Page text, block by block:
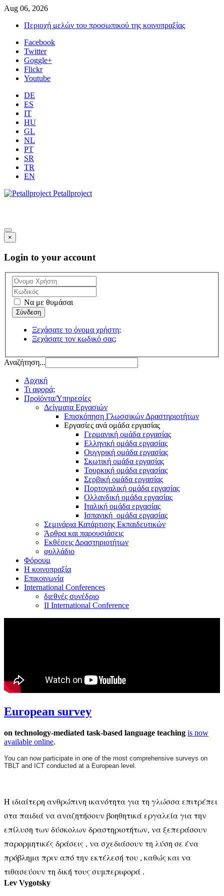
Aug 06, 2026
Περιοχή μελών του προσωπικού της κοινοπραξίας
Facebook
Twitter
Goggle+
Flickr
Youtube
DE
ES
IT
HU
GL
NL
PT
SR
TR
EN
Petallproject
×
Login to your account
Να με θυμάσαι
Ξεχάσατε το όνομα χρήστη;
Ξεχάσατε τον κωδικό σας;
Αναζήτηση...
Αρχική
Τι αφορά;
Προϊόντα/Υπηρεσίες
Δείγματα Εργασιών
Επισκόπηση Γλωσσικών Δραστηριοτήτων
Εργασίες ανά ομάδα εργασίας
Γερμανική ομάδα εργασίας
Ελληνική ομάδα εργασίας
Ουγγρική ομάδα εργασίας
Σκωτική ομάδα εργασίας
Τουρκική ομάδα εργασίας
Σερβική ομάδα εργασίας
Πορτογαλική ομάδα εργασίας
Ολλανδική ομάδα εργασίας
Ιταλική ομάδα εργασίας
Ισπανική ομάδα εργασίας
Σεμινάρια Κατάρτισης Εκπαιδευτικών
Άρθρα και παρουσιάσεις
Εκθέσεις Δραστηριοτήτων
φυλλάδιο
Φόρουμ
Η κοινοπραξία
Επικοινωνία
International Conferences
διεθνές συνέδριο
II International Conference
European survey
on technology-mediated task-based language teaching is now
available online.
You can now participate in one of the most comprehensive surveys on
TBLT and ICT conducted at a European level.
Η ιδιαίτερη ανθρώπινη ικανότητα για τη γλώσσα επιτρέπει
στα παιδιά να αναζητήσουν βοηθητικά εργαλεία για την
επίλυση των δύσκολων δραστηριοτήτων, να ξεπεράσουν
παρορμητικές δράσεις , να σχεδιάσουν τη λύση σε ένα
πρόβλημα πριν από την εκτέλεσή του , καθώς και να
τιθασεύουν τη δική τους συμπεριφορά .
Lev Vygotsky